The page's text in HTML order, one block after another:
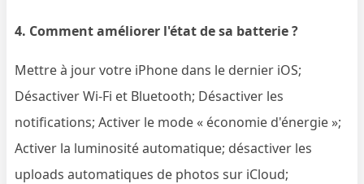
4. Comment améliorer l'état de sa batterie ?
Mettre à jour votre iPhone dans le dernier iOS;
Désactiver Wi-Fi et Bluetooth; Désactiver les
notifications; Activer le mode « économie d'énergie »;
Activer la luminosité automatique; désactiver les
uploads automatiques de photos sur iCloud;